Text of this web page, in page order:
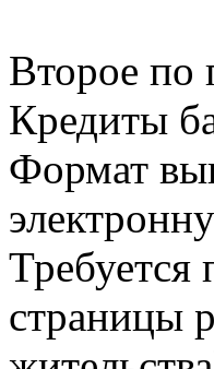
Второе по
Кредиты
Формат
Требуется
страницы